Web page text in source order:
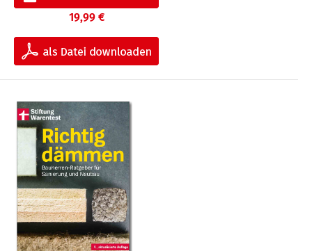
19,99 €